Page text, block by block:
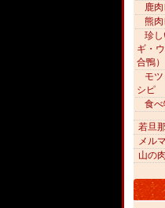
鹿
熊
珍
ギ・
合鴨）
モ
シピ
食
若旦
メル
山の